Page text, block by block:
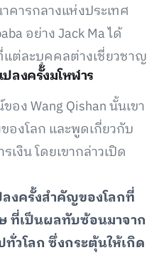
คารกลางแห่งประเทศ
อย่าง Jack Ma ได้
ต่ละบุคคลต่างเชี่ยวชาญ
ลงครั้งมโหฬาร
ง Wang Qishan นั้นเขา
องโลก และพูดเกี่ยวกับ
งิน โดยเขากล่าวเปิด
งครั้งสำคัญของโลกที่
ที่เป็นผลทับซ้อนมาจาก
ทั่วโลก ซึ่งกระตุ้นให้เกิด